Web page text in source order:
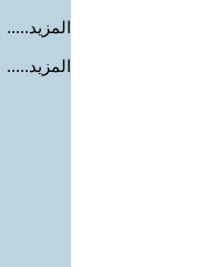
المزيد.....
المزيد.....